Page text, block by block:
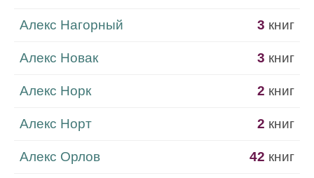
Алекс Нагорный 3 книг
Алекс Новак 3 книг
Алекс Норк 2 книг
Алекс Норт 2 книг
Алекс Орлов 42 книг